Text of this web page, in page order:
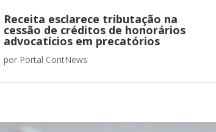
Receita esclarece tributação na
cessão de créditos de honorários
advocatícios em precatórios
por Portal ContNews